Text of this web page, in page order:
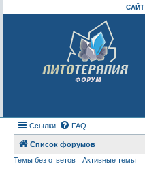
Ссылки FAQ
Список форумов
Темы без ответов
Активные темы